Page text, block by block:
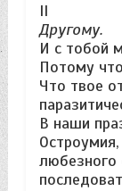
II
Другому.
И с тобой
Потому
Что твое
В наши
любезного